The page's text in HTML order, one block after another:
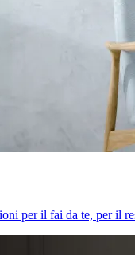
per il fai da te, per il